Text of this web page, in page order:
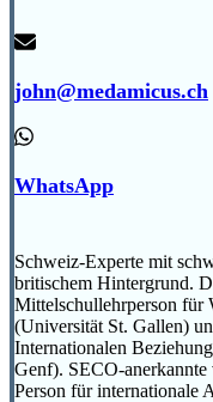
john@medamicus.ch
WhatsApp
Schweiz-Experte mit
britischem Hintergrund.
Mittelschullehrperson für
(Universität St. Gallen)
Internationalen
Genf). SECO-
Person für internationale